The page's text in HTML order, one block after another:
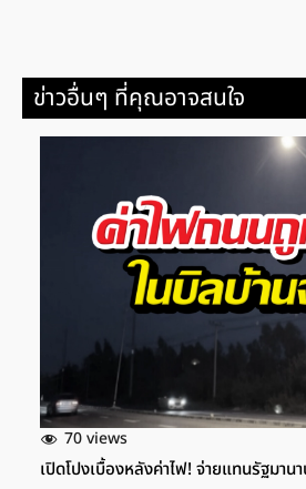
ข่าวอื่นๆ ที่คุณอาจสนใจ
70 views
เปิดโปงเบื้องหลังค่าไฟ! จ่ายแทนรัฐมานา